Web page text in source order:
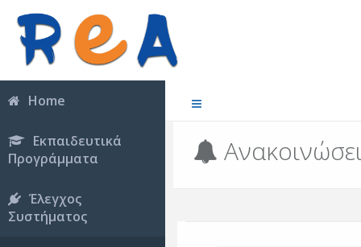
Home
Εκπαιδευτικά
Προγράμματα
Έλεγχος
Συστήματος